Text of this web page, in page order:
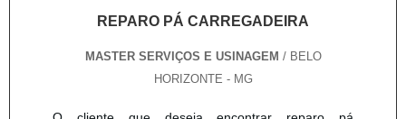
fecha todo o ciclo de entrega com excelência para
lado por muitas companhias que não focam na
de demonstrar competência e excelência em uma
área de atuação. Abaixo os motivos pelos quais a
REPARO PÁ CARREGADEIRA
MASTER SERVIÇOS E USINAGEM / BELO
HORIZONTE - MG